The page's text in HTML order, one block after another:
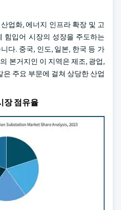
업화, 에너지 인프라 확장 및 고
힘입어 시장의 성장을 주도하는
다. 중국, 인도, 일본, 한국 등 가
본거지인 이 지역은 제조, 광업,
주요 부문에 걸쳐 상당한 산업
장 점유율